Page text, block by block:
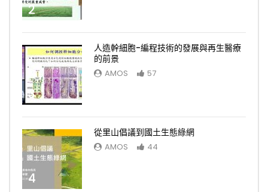
2
3
人造幹細胞-編程技術的發展與再生醫療
的前景
AMOS 57
4
從里山倡議到國土生態綠網
AMOS 44